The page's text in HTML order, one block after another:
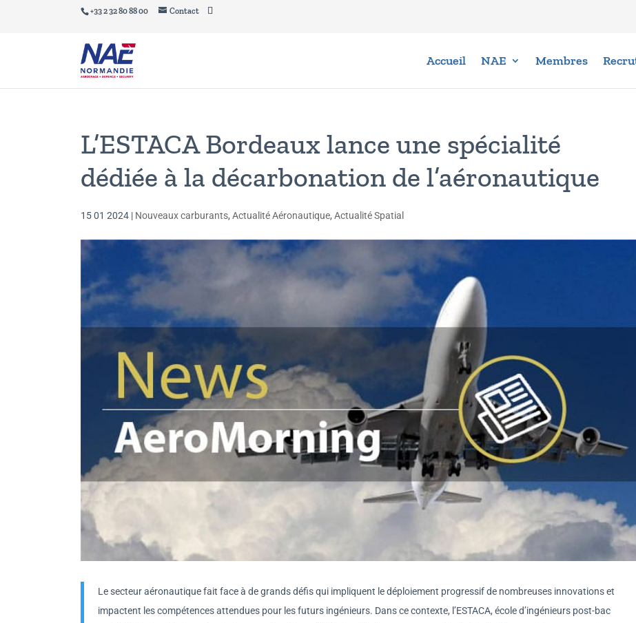
+33 2 32 80 88 00 Contact
Accueil NAE Membres
L’ESTACA Bordeaux lance une spécialité
dédiée à la décarbonation de l’aéronautique
15 01 2024 | Nouveaux carburants, Actualité Aéronautique, Actualité Spatial
Le secteur aéronautique fait face à de grands défis qui impliquent le déploiement progressif de nombreuses innovations et
impactent les compétences attendues pour les futurs ingénieurs. Dans ce contexte, l’ESTACA, école d’ingénieurs post-bac